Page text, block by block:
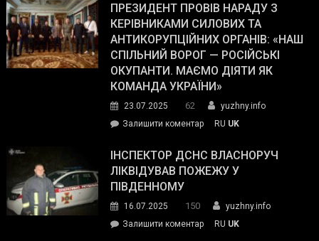
Street
Journal.
Південному
працівникам
ОПЗ
з
матеріального
резерву
гуманітарну
допомогу
ПРЕЗИДЕНТ ПРОВІВ НАРАДУ З
КЕРІВНИКАМИ СИЛОВИХ ТА
АНТИКОРУПЦІЙНИХ ОРГАНІВ: «НАШ
СПІЛЬНИЙ ВОРОГ — РОСІЙСЬКІ
ОКУПАНТИ. МАЄМО ДІЯТИ ЯК
КОМАНДА УКРАЇНИ»
23.07.2025 62
yuzhny.info
Залишити коментарon
провів
нараду
силових
та
RU UK
ІНСПЕКТОР ДСНС ВЛАСНОРУЧ
ЛІКВІДУВАВ ПОЖЕЖУ У
ПІВДЕННОМУ
16.07.2025 150
yuzhny.info
Залишити коментарon
RU UK